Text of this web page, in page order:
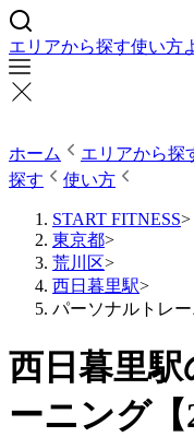
エリアから探す使い方
ホーム エリアから探
探す
使い方
START FITNESS>
東京都>
荒川区>
西日暮里駅>
パーソナルトレ
西日暮里
ーニング